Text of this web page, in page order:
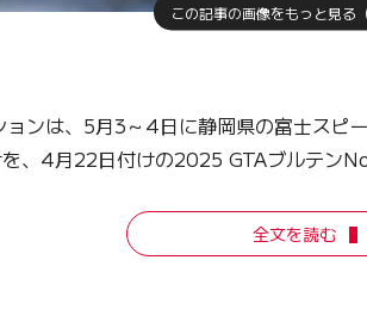
この記事の画像をもっと見る
ンは、5月3～4日に静岡県の富士ス
、4月22日付けの2025 GTAブルテン
全文を読む